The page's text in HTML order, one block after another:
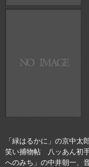
「緑はるかに」の京中太
笑い捕物帖 八ッあん初
へのみち」の中井朝一、